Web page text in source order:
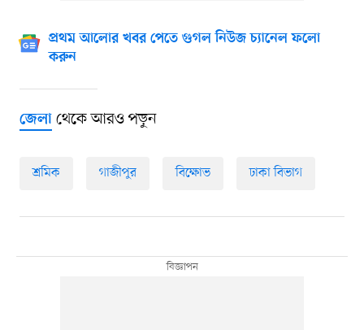
প্রথম আলোর খবর পেতে গুগল নিউজ চ্যানেল ফলো
করুন
জেলাথেকে আরও পড়ুন
শ্রমিক গাজীপুর বিক্ষোভ ঢাকা বিভাগ